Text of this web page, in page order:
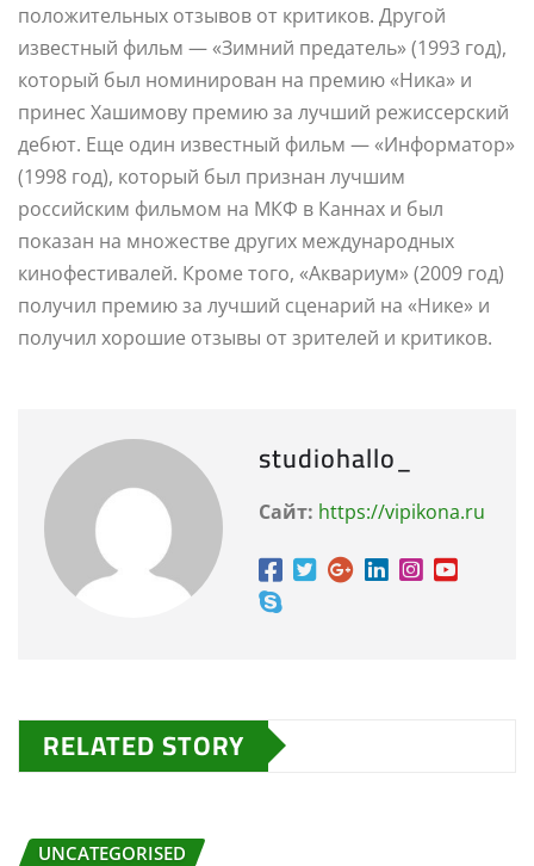
положительных отзывов от критиков. Другой
известный фильм — «Зимний предатель» (1993 год),
который был номинирован на премию «Ника» и
принес Хашимову премию за лучший режиссерский
дебют. Еще один известный фильм — «Информатор»
(1998 год), который был признан лучшим
российским фильмом на МКФ в Каннах и был
показан на множестве других международных
кинофестивалей. Кроме того, «Аквариум» (2009 год)
получил премию за лучший сценарий на «Нике» и
получил хорошие отзывы от зрителей и критиков.
studiohallo_
Сайт: https://vipikona.ru
RELATED STORY
UNCATEGORISED